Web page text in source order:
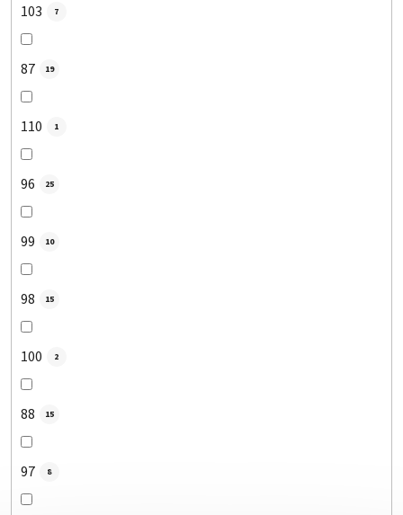
103 7
87 19
110 1
96 25
99 10
98 15
100 2
88 15
97 8